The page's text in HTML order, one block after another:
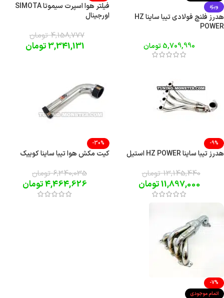
ویژه
هدرز فلنچ فولادی تیبا ساینا HZ
POWER
5,709,990تومان
فیلتر هوا اسپرت سیموتا SIMOTA
اورجینال
4,158,777 تومان
3,341,131تومان
-9%
هدرز تیبا ساینا HZ POWER استیل
13,145,440 تومان
11,897,000تومان
-30%
کیت مکش هوا تیبا ساینا کوییک
6,340,035 تومان
4,464,626تومان
-7%
اتمام موجودی